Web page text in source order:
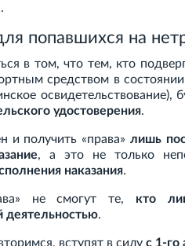
попавшихся на
в том, что тем, кто
средством в
освидетельствование),
удостоверения.
и получить «права» лишь
, а это не только
наказания.
не смогут те, кто
деятельностью.
вступят в силу с 1-го